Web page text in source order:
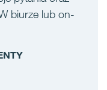
biurze lub on-